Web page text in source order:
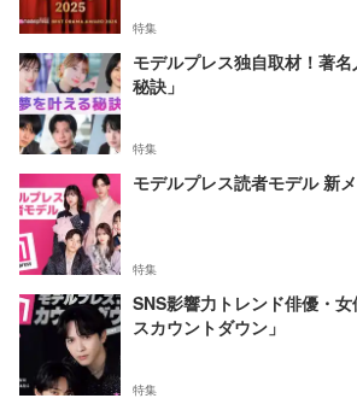
特集
モデルプレス独自取材！著
秘訣」
特集
モデルプレス読者モデル 新
特集
SNS影響力トレンド俳優・
スカウントダウン」
特集